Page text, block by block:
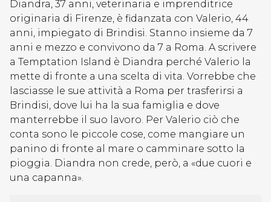
Diandra, 37 anni, veterinaria e imprenditrice
originaria di Firenze, è fidanzata con Valerio, 44
anni, impiegato di Brindisi. Stanno insieme da 7
anni e mezzo e convivono da 7 a Roma. A scrivere
a Temptation Island è Diandra perché Valerio la
mette di fronte a una scelta di vita. Vorrebbe che
lasciasse le sue attività a Roma per trasferirsi a
Brindisi, dove lui ha la sua famiglia e dove
manterrebbe il suo lavoro. Per Valerio ciò che
conta sono le piccole cose, come mangiare un
panino di fronte al mare o camminare sotto la
pioggia. Diandra non crede, però, a «due cuori e
una capanna».